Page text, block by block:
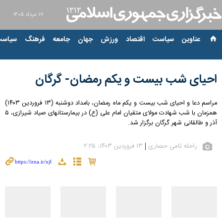
۱۷ مرداد ۱۴۰۵
عناوین‌ سیاست اقتصاد ورزش جهان جامعه فرهنگ
احیای شب بیست و یکم رمضان- گرگان
مراسم دعا و احیای شب بیست و یکم ماه رمضان، بامداد دوشنبه (۱۳ فروردین ۱۴۰۳)
همزمان با شب شهادت مولای متقیان امام علی (ع) در بیمارستانهای صیاد شیرازی، ۵
آذر و طالقانی شهر گرگان برگزار شد.
راحله تامی حصاری ۱۳ فروردین ۱۴۰۳، ۲:۲۵